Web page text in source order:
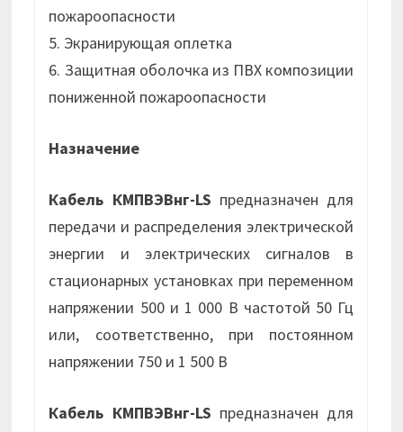
пожароопасности
5. Экранирующая оплетка
6. Защитная оболочка из ПВХ композиции
пониженной пожароопасности
Назначение
Кабель КМПВЭВнг-LS предназначен для
передачи и распределения электрической
энергии и электрических сигналов в
стационарных установках при переменном
напряжении 500 и 1 000 В частотой 50 Гц
или, соответственно, при постоянном
напряжении 750 и 1 500 В
Кабель КМПВЭВнг-LS предназначен для